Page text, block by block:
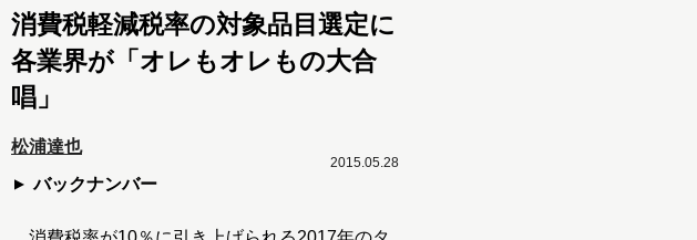
消費税軽減税率の対象品目選定に
各業界が「オレもオレもの大合
唱」
松浦達也
バックナンバー
2015.05.28